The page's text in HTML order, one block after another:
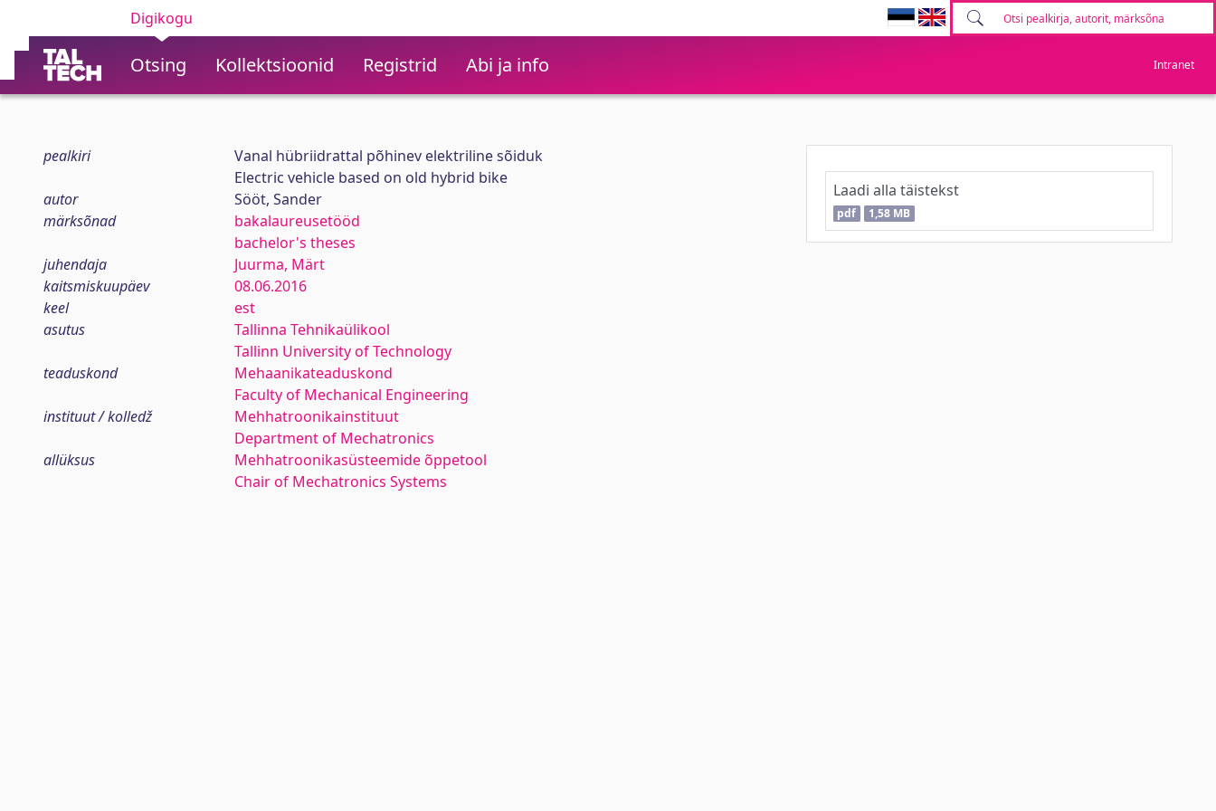
Digikogu
Otsing Kollektsioonid Registrid Abi ja info Intranet
pealkiri
Vanal hübriidrattal põhinev elektriline sõiduk
Electric vehicle based on old hybrid bike
autor
Sööt, Sander
märksõnad
bakalaureusetööd
bachelor's theses
juhendaja
Juurma, Märt
kaitsmiskuupäev
08.06.2016
keel
est
asutus
Tallinna Tehnikaülikool
Tallinn University of Technology
teaduskond
Mehaanikateaduskond
Faculty of Mechanical Engineering
instituut / kolledž
Mehhatroonikainstituut
Department of Mechatronics
allüksus
Mehhatroonikasüsteemide õppetool
Chair of Mechatronics Systems
Laadi alla täistekst
pdf 1,58 MB